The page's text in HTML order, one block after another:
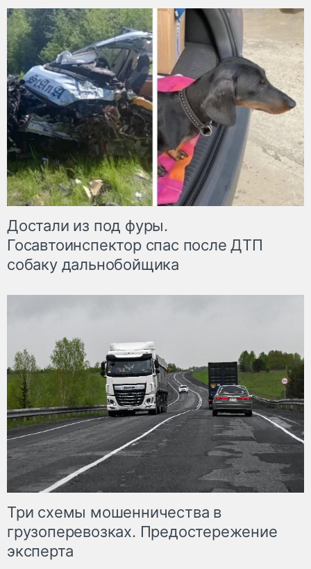
Достали из под фуры.
Госавтоинспектор спас после ДТП
собаку дальнобойщика
Три схемы мошенничества в
грузоперевозках. Предостережение
эксперта